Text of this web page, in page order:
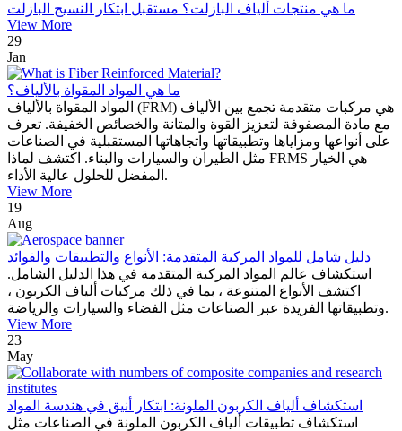
ما هي منتجات ألياف البازلت؟ مستقبل ابتكار النسيج البازلت
View More
29
Jan
ما هي المواد المقواة بالألياف؟
المواد المقواة بالألياف (FRM) هي مركبات متقدمة تجمع بين الألياف
مع مادة المصفوفة لتعزيز القوة والمتانة والخصائص الخفيفة. تعرف
على أنواعها ومزاياها وتطبيقاتها واتجاهاتها المستقبلية في الصناعات
مثل الطيران والسيارات والبناء. اكتشف لماذا FRMS هي الخيار
المفضل للحلول عالية الأداء.
View More
19
Aug
دليل شامل للمواد المركبة المتقدمة: الأنواع والتطبيقات والفوائد
استكشاف عالم المواد المركبة المتقدمة في هذا الدليل الشامل.
اكتشف الأنواع المتنوعة ، بما في ذلك مركبات ألياف الكربون ،
وتطبيقاتها الفريدة عبر الصناعات مثل الفضاء والسيارات والرياضة.
View More
23
May
استكشاف ألياف الكربون الملونة: ابتكار أنيق في هندسة المواد
استكشاف تطبيقات ألياف الكربون الملونة في الصناعات مثل